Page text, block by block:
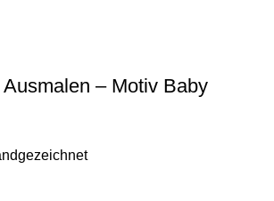
– Motiv Baby